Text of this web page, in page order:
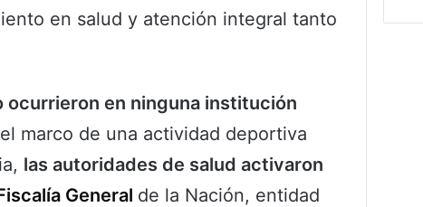
en salud y atención integral tanto
ocurrieron en ninguna institución
marco de una actividad deportiva
las autoridades de salud activaron
General de la Nación, entidad